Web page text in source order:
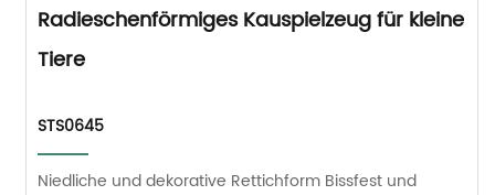
Radieschenförmiges Kauspielzeug für kleine
Tiere
STS0645
Niedliche und dekorative Rettichform Bissfest und